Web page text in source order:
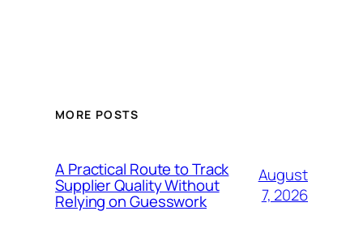
MORE POSTS
A Practical Route to Track
Supplier Quality Without
Relying on Guesswork
August
7, 2026